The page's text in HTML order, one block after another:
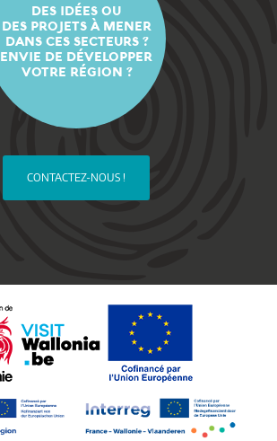
DES IDÉES OU
DES PROJETS À MENER
DANS CES SECTEURS ?
ENVIE DE DÉVELOPPER
VOTRE RÉGION ?
CONTACTEZ-NOUS !